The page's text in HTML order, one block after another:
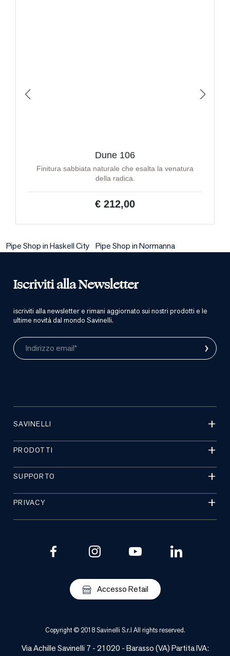
Dune 106
Finitura sabbiata naturale che esalta la venatura
della radica.
€ 212,00
Pipe Shop in Haskell City Pipe Shop in Normanna
Iscriviti alla Newsletter
iscriviti alla newsletter e rimani aggiornato sui nostri prodotti e le
ultime novità dal mondo Savinelli.
Indirizzo email* ›
SAVINELLI
PRODOTTI
SUPPORTO
PRIVACY
Accesso Retail
Copyright © 2018 Savinelli S.r.l All rights reserved.
Via Achille Savinelli 7 - 21020 -Barasso(VA) Partita IVA: